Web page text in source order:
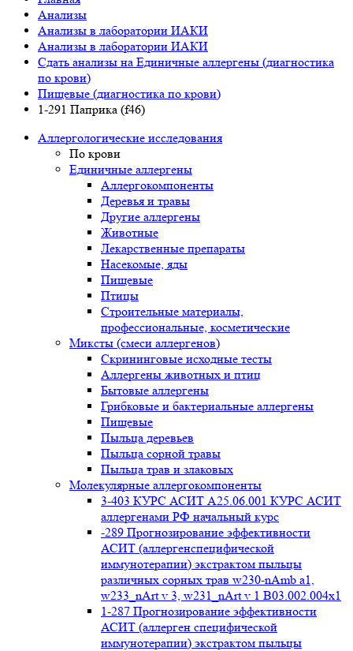
Анализы
Анализы в лаборатории ИАКИ
Анализы в лаборатории ИАКИ
Сдать анализы на Единичные аллергены (диагностика
по крови)
Пищевые (диагностика по крови)
1-291 Паприка (f46)
Аллергологические исследования
По крови
Единичные аллергены
Аллергокомпоненты
Деревья и травы
Другие аллергены
Животные
Лекарственные препараты
Насекомые, яды
Пищевые
Птицы
Строительные материалы,
профессиональные, косметические
Миксты (смеси аллергенов)
Cкрининговые исходные тесты
Аллергены животных и птиц
Бытовые аллергены
Грибковые и бактериальные аллергены
Пищевые
Пыльца деревьев
Пыльца сорной травы
Пыльца трав и злаковых
Молекулярные аллергокомпоненты
3-403 КУРС АСИТ А25.06.001 КУРС АСИТ
аллергенами РФ начальный курс
-289 Прогнозирование эффективности
АСИТ (аллергенспецифической
иммунотерапии) экстрактом пыльцы
различных сорных трав w230-nAmb a1,
w233_nArt v 3, w231_nArt v 1 В03.002.004x1
1-287 Прогнозирование эффективности
АСИТ (аллерген специфической
иммунотерапии) экстрактом пыльцы